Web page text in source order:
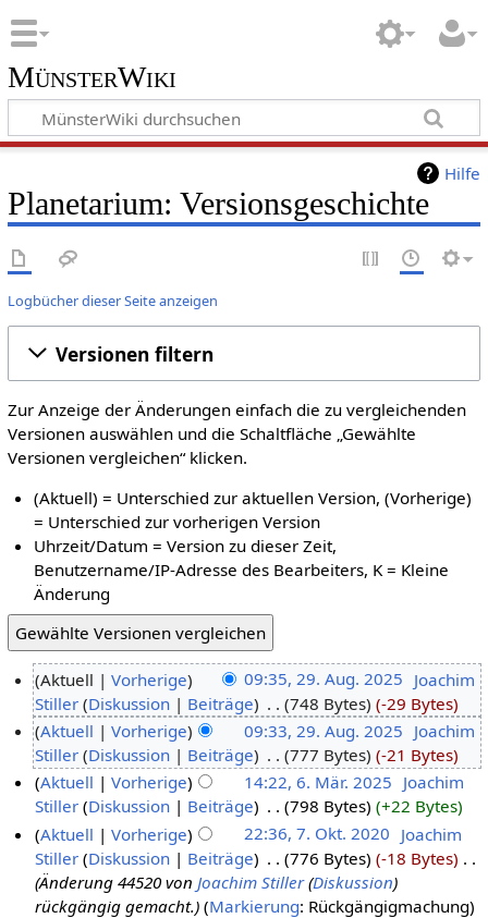
MünsterWiki
Hilfe
Planetarium: Versionsgeschichte
Logbücher dieser Seite anzeigen
Versionen filtern
Zur Anzeige der Änderungen einfach die zu vergleichenden
Versionen auswählen und die Schaltfläche „Gewählte
Versionen vergleichen“ klicken.
(Aktuell) = Unterschied zur aktuellen Version, (Vorherige)
= Unterschied zur vorherigen Version
Uhrzeit/Datum = Version zu dieser Zeit,
Benutzername/IP-Adresse des Bearbeiters, K = Kleine
Änderung
Aktuell Vorherige 09:35, 29. Aug. 2025 Joachim
Stiller Diskussion Beiträge 748 Bytes
-29 Bytes
Aktuell
Vorherige 09:33, 29. Aug. 2025 Joachim
Stiller Diskussion Beiträge 777 Bytes
-21 Bytes
Aktuell
Vorherige 14:22, 6. Mär. 2025 Joachim
Stiller Diskussion Beiträge 798 Bytes
+22 Bytes
Aktuell
Vorherige 22:36, 7. Okt. 2020 Joachim
Stiller Diskussion Beiträge 776 Bytes -18 Bytes
Änderung 44520 von Joachim Stiller(Diskussion)
rückgängig gemacht.
Markierung: Rückgängigmachung